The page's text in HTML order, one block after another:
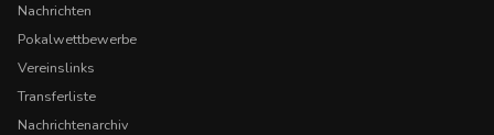
Nachrichten
Pokalwettbewerbe
Vereinslinks
Transferliste
Nachrichtenarchiv